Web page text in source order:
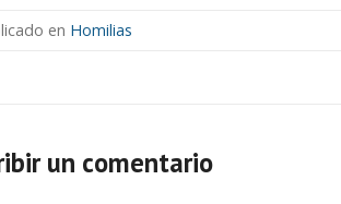
en Homilias
un comentario